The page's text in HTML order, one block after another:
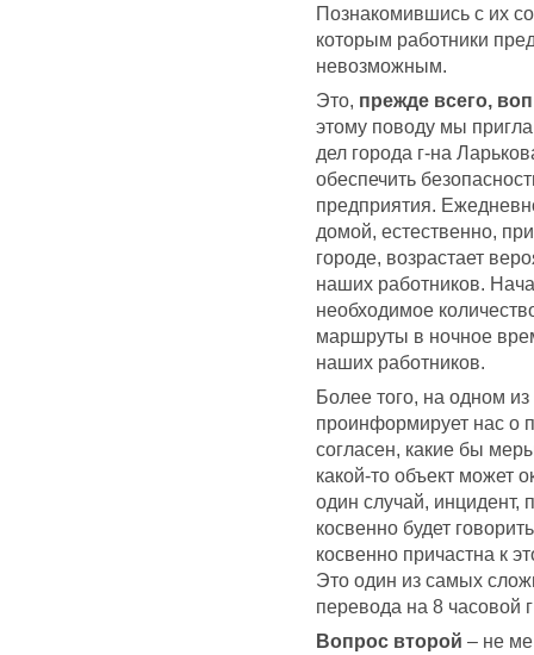
Познакомившись с их
которым работники
невозможным.
Это, прежде всего,
этому поводу мы
дел города г-на
обеспечить
предприятия.
домой, естественно,
городе, возрастает
наших работников.
необходимое
маршруты в ночное
наших работников.
Более того, на одном
проинформирует нас о
согласен, какие бы
какой-то объект может
один случай,
косвенно будет
косвенно причастна к
Это один из самых
перевода на 8 часовой
Вопрос второй – не